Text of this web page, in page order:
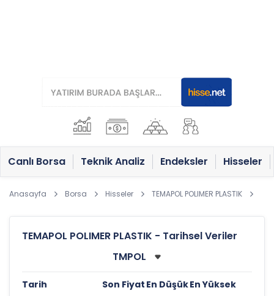
Canlı Borsa Teknik Analiz Endeksler Hisseler
Anasayfa Borsa Hisseler TEMAPOL POLIMER PLASTIK
TEMAPOL POLIMER PLASTIK - Tarihsel Veriler
Tarih Son Fiyat En DüşükEn Yüksek